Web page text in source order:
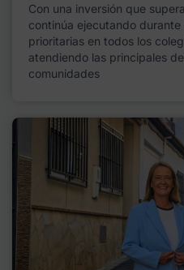
Con una inversión que
continúa ejecutando
prioritarias en todos los
atendiendo las principales
comunidades